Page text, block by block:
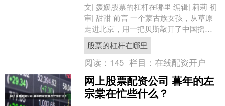
文| 媛媛股票的杠杆在哪里 编辑| 莉莉 初
审| 甜甜 前言 一个蒙古族女孩，从草原
走进北京，用一把贝斯敲开了中国摇滚
的大门。 她六度登上春晚，被封「中国
女性摇....
股票的杠杆在哪里
阅读： 145 栏目：在线配资开户
网上股票配资公司 暮年的左
宗棠在忙些什么？